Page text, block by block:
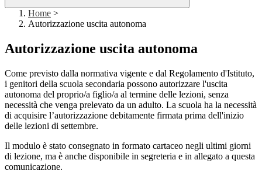
Home >
Autorizzazione uscita autonoma
Autorizzazione uscita autonoma
Come previsto dalla normativa vigente e dal Regolamento d'Istituto,
i genitori della scuola secondaria possono autorizzare l'uscita
autonoma del proprio/a figlio/a al termine delle lezioni, senza
necessità che venga prelevato da un adulto. La scuola ha la necessità
di acquisire l’autorizzazione debitamente firmata prima dell'inizio
delle lezioni di settembre.
Il modulo è stato consegnato in formato cartaceo negli ultimi giorni
di lezione, ma è anche disponibile in segreteria e in allegato a questa
comunicazione.